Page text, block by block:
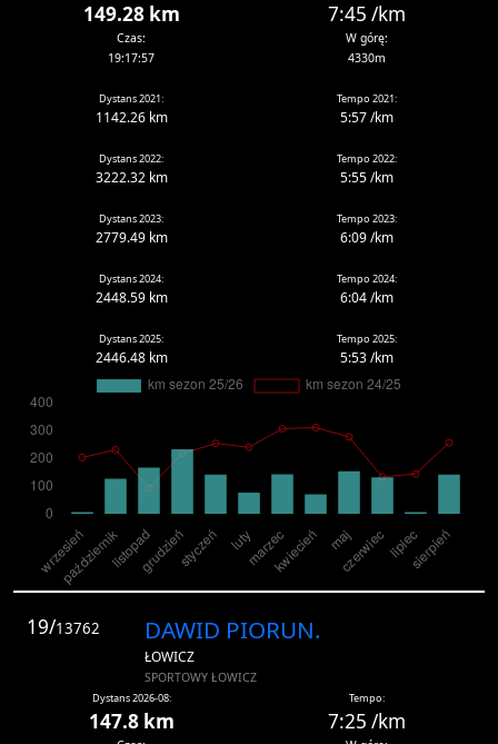
149.28 km 7:45 /km
Czas:
19:17:57
W górę:
4330m
Dystans 2021:
1142.26 km
Tempo 2021:
5:57 /km
Dystans 2022:
3222.32 km
Tempo 2022:
5:55 /km
Dystans 2023:
2779.49 km
Tempo 2023:
6:09 /km
Dystans 2024:
2448.59 km
Tempo 2024:
6:04 /km
Dystans 2025:
2446.48 km
Tempo 2025:
5:53 /km
19/13762 DAWID PIORUN.
ŁOWICZ
SPORTOWY ŁOWICZ
Dystans 2026-08:
147.8 km
Tempo:
7:25 /km